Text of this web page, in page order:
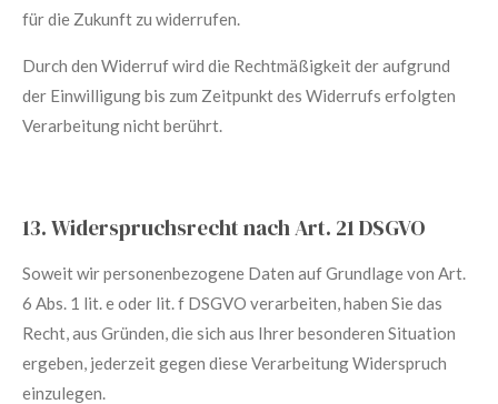
für die Zukunft zu widerrufen.
Durch den Widerruf wird die Rechtmäßigkeit der aufgrund
der Einwilligung bis zum Zeitpunkt des Widerrufs erfolgten
Verarbeitung nicht berührt.
13. Widerspruchsrecht nach Art. 21 DSGVO
Soweit wir personenbezogene Daten auf Grundlage von Art.
6 Abs. 1 lit. e oder lit. f DSGVO verarbeiten, haben Sie das
Recht, aus Gründen, die sich aus Ihrer besonderen Situation
ergeben, jederzeit gegen diese Verarbeitung Widerspruch
einzulegen.